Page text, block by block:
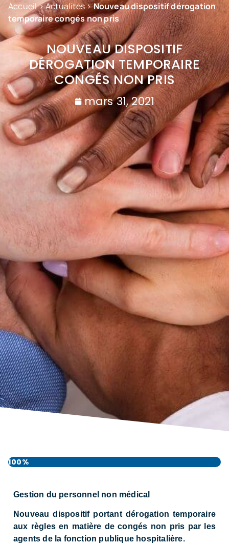
Accueil>Actualités>Nouveau dispositif dérogation
temporaire congés non pris
NOUVEAU DISPOSITIF
DÉROGATION TEMPORAIRE
CONGÉS NON PRIS
mars 31, 2021
100%
Gestion du personnel non médical
Nouveau dispositif portant dérogation temporaire
aux règles en matière de congés non pris par les
agents de la fonction publique hospitalière.